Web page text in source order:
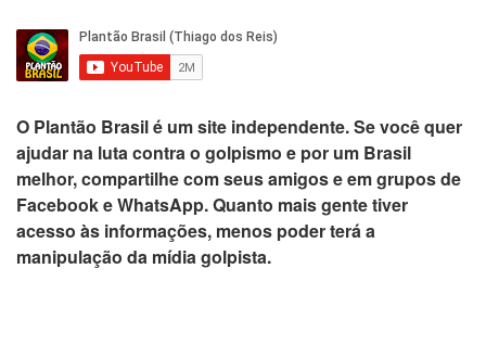
O Plantão Brasilé um site independente. Se você quer
ajudar na luta contra o golpismo e por um Brasil
melhor,compartilhe com seus amigos e em grupos de
Facebook e WhatsApp. Quanto mais gente tiver
acesso às informações, menos poder terá a
manipulação da mídia golpista.